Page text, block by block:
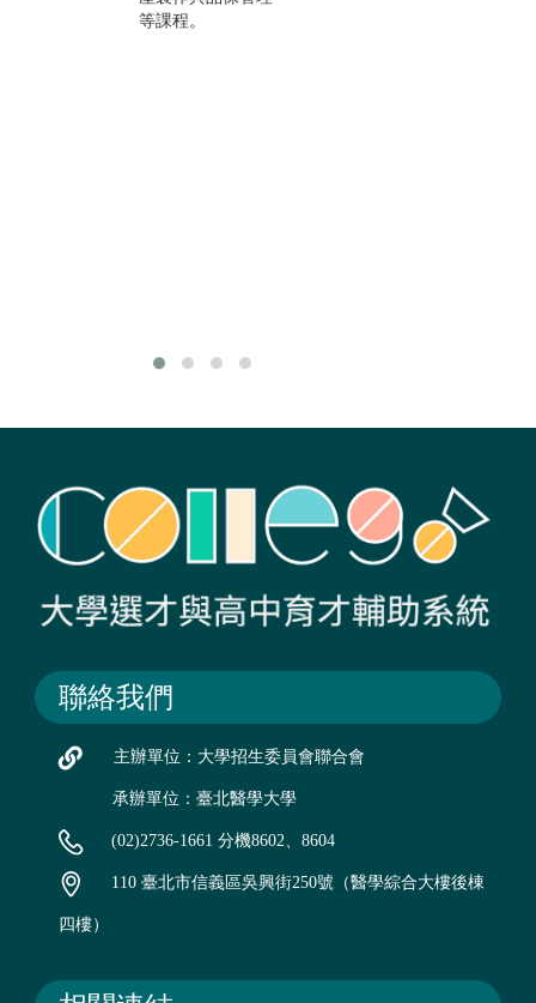
等課程。
聯絡我們
主辦單位：大學招生委員會聯合會
承辦單位：臺北醫學大學
(02)2736-1661 分機8602、8604
110 臺北市信義區吳興街250號（醫學綜合大樓後棟
四樓）